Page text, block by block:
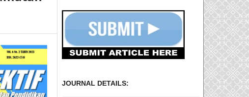
JOURNAL DETAILS: